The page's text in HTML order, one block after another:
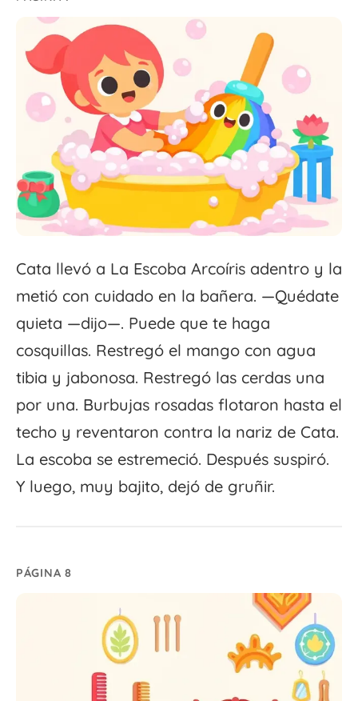
Cata llevó a La Escoba Arcoíris adentro y la
metió con cuidado en la bañera. —Quédate
quieta —dijo—. Puede que te haga
cosquillas. Restregó el mango con agua
tibia y jabonosa. Restregó las cerdas una
por una. Burbujas rosadas flotaron hasta el
techo y reventaron contra la nariz de Cata.
La escoba se estremeció. Después suspiró.
Y luego, muy bajito, dejó de gruñir.
PÁGINA 8